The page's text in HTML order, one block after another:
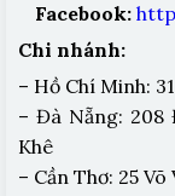
Facebook:
Chi nhánh:
– Hồ Chí Minh:
– Đà Nẵng: 208
Khê
– Cần Thơ: 25